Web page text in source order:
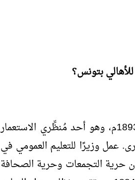
بتونس؟
وُلِدَ جول فيري، في 5 أبريل 1832م، وتوفي في 17 مارس 1893م، وهو أحد مُنظِّري الاستعمار
عمل وزيرًا للتعليم العمومي في
حرية التجمعات وحرية الصحافة